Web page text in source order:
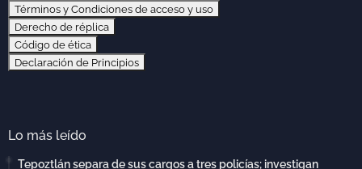
Términos y Condiciones de acceso y uso
Derecho de réplica
Código de ética
Declaración de Principios
Lo más leído
Tepoztlán separa de sus cargos a tres policías; investigan